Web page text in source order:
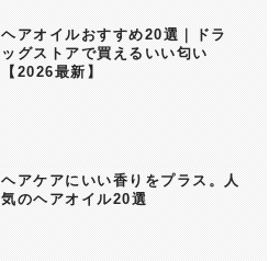
ヘアオイルおすすめ20選｜ドラ
ッグストアで買えるいい匂い
【2026最新】
ヘアケアにいい香りをプラス。人
気のヘアオイル20選